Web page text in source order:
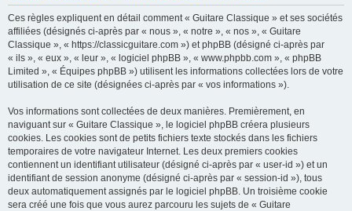
Ces règles expliquent en détail comment « Guitare Classique » et ses sociétés
affiliées (désignés ci-après par « nous », « notre », « nos », « Guitare
Classique », « https://classicguitare.com ») et phpBB (désigné ci-après par
« ils », « eux », « leur », « logiciel phpBB », « www.phpbb.com », « phpBB
Limited », « Équipes phpBB ») utilisent les informations collectées lors de votre
utilisation de ce site (désignées ci-après par « vos informations »).
Vos informations sont collectées de deux manières. Premièrement, en
naviguant sur « Guitare Classique », le logiciel phpBB créera plusieurs
cookies. Les cookies sont de petits fichiers texte stockés dans les fichiers
temporaires de votre navigateur Internet. Les deux premiers cookies
contiennent un identifiant utilisateur (désigné ci-après par « user-id ») et un
identifiant de session anonyme (désigné ci-après par « session-id »), tous
deux automatiquement assignés par le logiciel phpBB. Un troisième cookie
sera créé une fois que vous aurez parcouru les sujets de « Guitare